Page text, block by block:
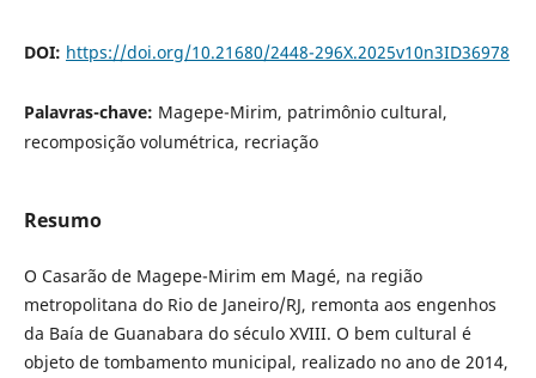
DOI: https://doi.org/10.21680/2448-296X.2025v10n3ID36978
Palavras-chave: Magepe-Mirim, patrimônio cultural,
recomposição volumétrica, recriação
Resumo
O Casarão de Magepe-Mirim em Magé, na região
metropolitana do Rio de Janeiro/RJ, remonta aos engenhos
da Baía de Guanabara do século XVIII. O bem cultural é
objeto de tombamento municipal, realizado no ano de 2014,